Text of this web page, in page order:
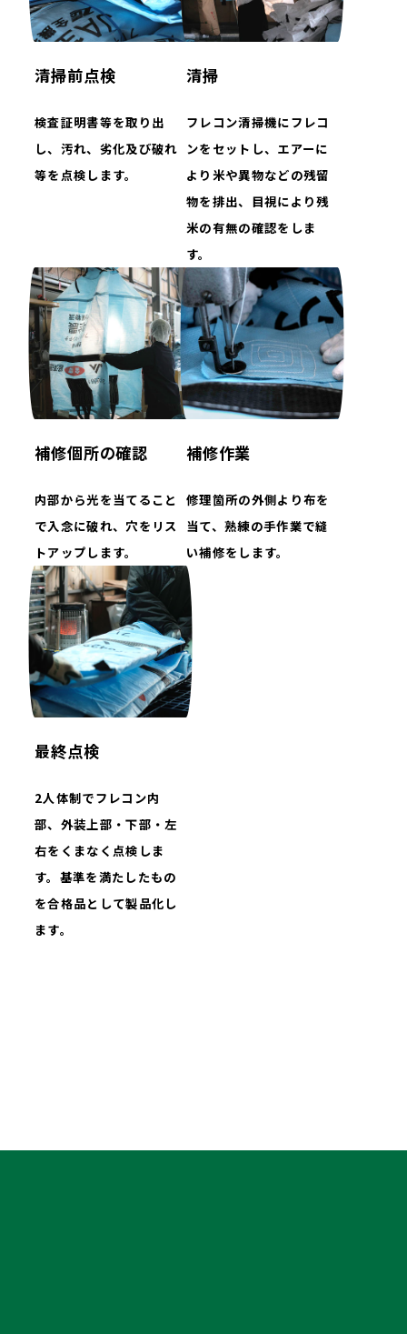
私たちについて
企業情報
お知らせ
事業紹介
ライフスタイル事業
サステナビリティ事業
不動産事業
CONTACT US ）
お問い合わせ
皆さまのお力になれるよう尽力いたします。
お問い合わせフォームへ
清掃前点検
検査証明書等を取り出
し、汚れ、劣化及び破れ
等を点検します。
清掃
フレコン清掃機にフレコ
ンをセットし、エアーに
より米や異物などの残留
物を排出、目視により残
米の有無の確認をしま
す。
補修個所の確認
内部から光を当てること
で入念に破れ、穴をリス
トアップします。
補修作業
修理箇所の外側より布を
当て、熟練の手作業で縫
い補修をします。
最終点検
2人体制でフレコン内
部、外装上部・下部・左
右をくまなく点検しま
す。基準を満たしたもの
を合格品として製品化し
ます。